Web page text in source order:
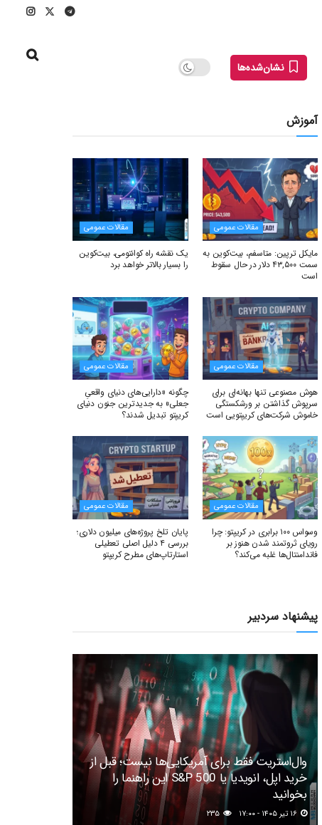
نشان‌شده‌ها
آموزش
مقالات عمومی
مایکل ترپین: متاسفم، بیت‌کوین به
سمت ۴۳,۵۰۰ دلار در حال سقوط
است
مقالات عمومی
یک نقشه راه کوانتومی، بیت‌کوین
را بسیار بالاتر خواهد برد
مقالات عمومی
هوش مصنوعی تنها بهانه‌ای برای
سرپوش گذاشتن بر ورشکستگی
خاموش شرکت‌های کریپتویی است
مقالات عمومی
چگونه «دارایی‌های دنیای واقعیِ
جعلی» به جدیدترین جنون دنیای
کریپتو تبدیل شدند؟
مقالات عمومی
وسواس ۱۰۰ برابری در کریپتو: چرا
رویای ثروتمند شدن هنوز بر
فاندامنتال‌ها غلبه می‌کند؟
مقالات عمومی
پایان تلخ پروژه‌های میلیون دلاری؛
بررسی ۴ دلیل اصلی تعطیلی
استارتاپ‌های مطرح کریپتو
پیشنهاد سردبیر
وال‌استریت فقط برای آمریکایی‌ها نیست؛ قبل از
خرید اپل، انویدیا یا S&P 500 این راهنما را
بخوانید